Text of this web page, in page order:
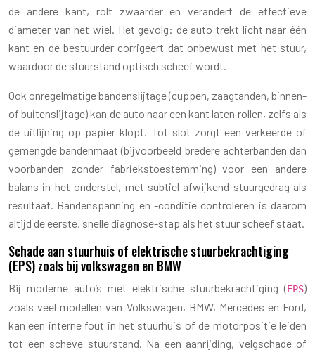
de andere kant, rolt zwaarder en verandert de effectieve
diameter van het wiel. Het gevolg: de auto trekt licht naar één
kant en de bestuurder corrigeert dat onbewust met het stuur,
waardoor de stuurstand optisch scheef wordt.
Ook onregelmatige bandenslijtage (cuppen, zaagtanden, binnen-
of buitenslijtage) kan de auto naar een kant laten rollen, zelfs als
de uitlijning op papier klopt. Tot slot zorgt een verkeerde of
gemengde bandenmaat (bijvoorbeeld bredere achterbanden dan
voorbanden zonder fabriekstoestemming) voor een andere
balans in het onderstel, met subtiel afwijkend stuurgedrag als
resultaat. Bandenspanning en -conditie controleren is daarom
altijd de eerste, snelle diagnose-stap als het stuur scheef staat.
Schade aan stuurhuis of elektrische stuurbekrachtiging
(EPS) zoals bij volkswagen en BMW
Bij moderne auto’s met elektrische stuurbekrachtiging (EPS)
zoals veel modellen van Volkswagen, BMW, Mercedes en Ford,
kan een interne fout in het stuurhuis of de motorpositie leiden
tot een scheve stuurstand. Na een aanrijding, velgschade of